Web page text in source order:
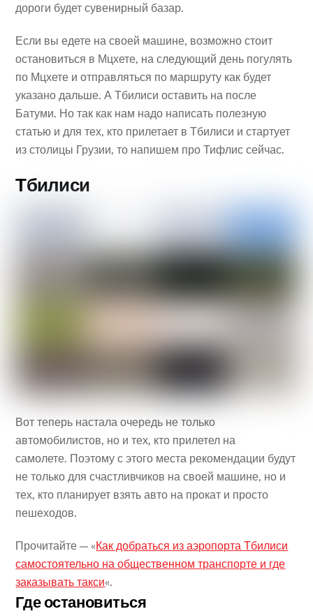
дороги будет сувенирный базар.
Если вы едете на своей машине, возможно стоит
остановиться в Мцхете, на следующий день погулять
по Мцхете и отправляться по маршруту как будет
указано дальше. А Тбилиси оставить на после
Батуми. Но так как нам надо написать полезную
статью и для тех, кто прилетает в Тбилиси и стартует
из столицы Грузии, то напишем про Тифлис сейчас.
Тбилиси
Вот теперь настала очередь не только
автомобилистов, но и тех, кто прилетел на
самолете. Поэтому с этого места рекомендации будут
не только для счастливчиков на своей машине, но и
тех, кто планирует взять авто на прокат и просто
пешеходов.
Прочитайте — «Как добраться из аэропорта Тбилиси
самостоятельно на общественном транспорте и где
заказывать такси«.
Где остановиться